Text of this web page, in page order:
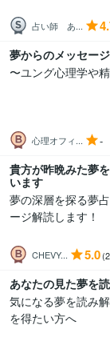
占い師 あ...
夢からのメッセー
〜ユング心理学や
心理オフィ... -
貴方が昨晩みた夢
います
夢の深層を探る夢
ージ解読します！
CHEVY... 5.0
あなたの見た夢を
気になる夢を読み
を得たい方へ